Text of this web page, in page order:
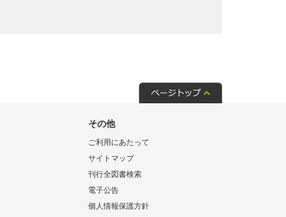
その他
ご利用にあたって
サイトマップ
刊行全図書検索
電子公告
個人情報保護方針